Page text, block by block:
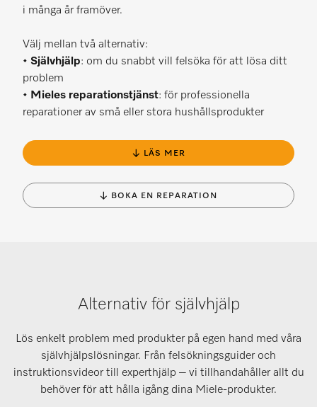
i många år framöver.
Välj mellan två alternativ:
• Självhjälp: om du snabbt vill felsöka för att lösa ditt
problem
• Mieles reparationstjänst: för professionella
reparationer av små eller stora hushållsprodukter
↓ LÄS MER
↓ BOKA EN REPARATION
Alternativ för självhjälp
Lös enkelt problem med produkter på egen hand med våra
självhjälpslösningar. Från felsökningsguider och
instruktionsvideor till experthjälp – vi tillhandahåller allt du
behöver för att hålla igång dina Miele-produkter.